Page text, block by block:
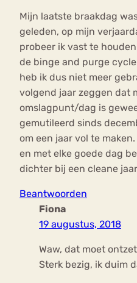
Mijn laatste braakdag
geleden, op mijn
probeer ik vast te
de binge and purge
heb ik dus niet meer
volgend jaar zeggen dat
omslagpunt/dag is
gemutileerd sinds
om een jaar vol te
en met elke goede dag
dichter bij een cleane
Beantwoorden
Fiona
19 augustus, 2018
Waw, dat moet
Sterk bezig, ik duim